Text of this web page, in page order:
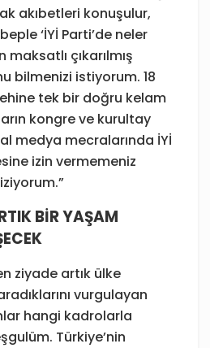
akıbetleri konuşulur,
‘İYİ Parti’de neler
maksatlı çıkarılmış
bilmenizi istiyorum. 18
tek bir doğru kelam
kongre ve kurultay
medya mecralarında İYİ
izin vermemeniz
BİR YAŞAM
ziyade artık ülke
vurgulayan
hangi kadrolarla
Türkiye’nin